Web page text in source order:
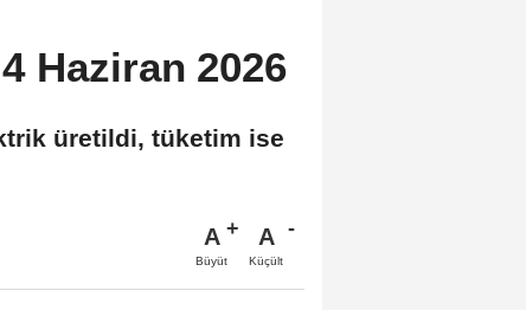
Haziran 2026
üretildi, tüketim ise
A
Büyüt
A
Küçült